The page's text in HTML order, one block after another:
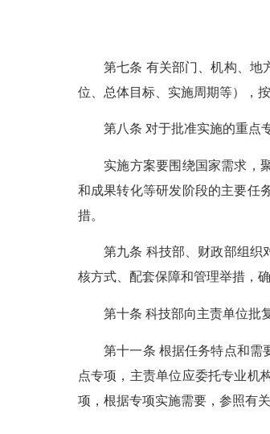
第七条 有关部门、机构、地方
位、总体目标、实施周期等），
第八条 对于批准实施的重点专
实施方案要围绕国家需求，聚
和成果转化等研发阶段的主要任
措。
第九条 科技部、财政部组织对
核方式、配套保障和管理举措，
第十条 科技部向主责单位批复
第十一条 根据任务特点和需要
点专项，主责单位应委托专业机
项，根据专项实施需要，参照有